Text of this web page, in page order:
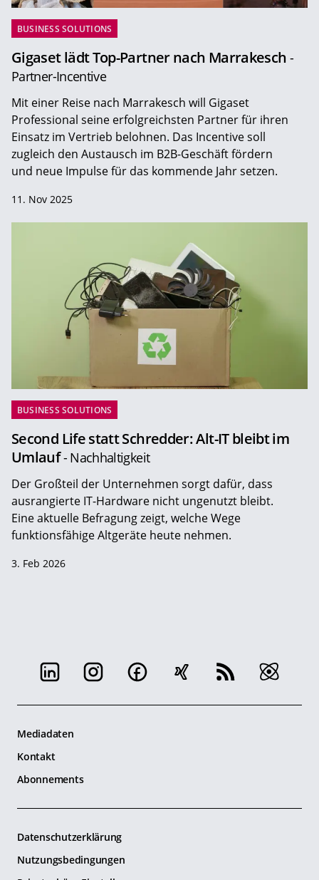
BUSINESS SOLUTIONS
Gigaset lädt Top-Partner nach Marrakesch -
Partner-Incentive
Mit einer Reise nach Marrakesch will Gigaset
Professional seine erfolgreichsten Partner für ihren
Einsatz im Vertrieb belohnen. Das Incentive soll
zugleich den Austausch im B2B-Geschäft fördern
und neue Impulse für das kommende Jahr setzen.
11. Nov 2025
BUSINESS SOLUTIONS
Second Life statt Schredder: Alt-IT bleibt im
Umlauf- Nachhaltigkeit
Der Großteil der Unternehmen sorgt dafür, dass
ausrangierte IT-Hardware nicht ungenutzt bleibt.
Eine aktuelle Befragung zeigt, welche Wege
funktionsfähige Altgeräte heute nehmen.
3. Feb 2026
Mediadaten
Kontakt
Abonnements
Datenschutzerklärung
Nutzungsbedingungen